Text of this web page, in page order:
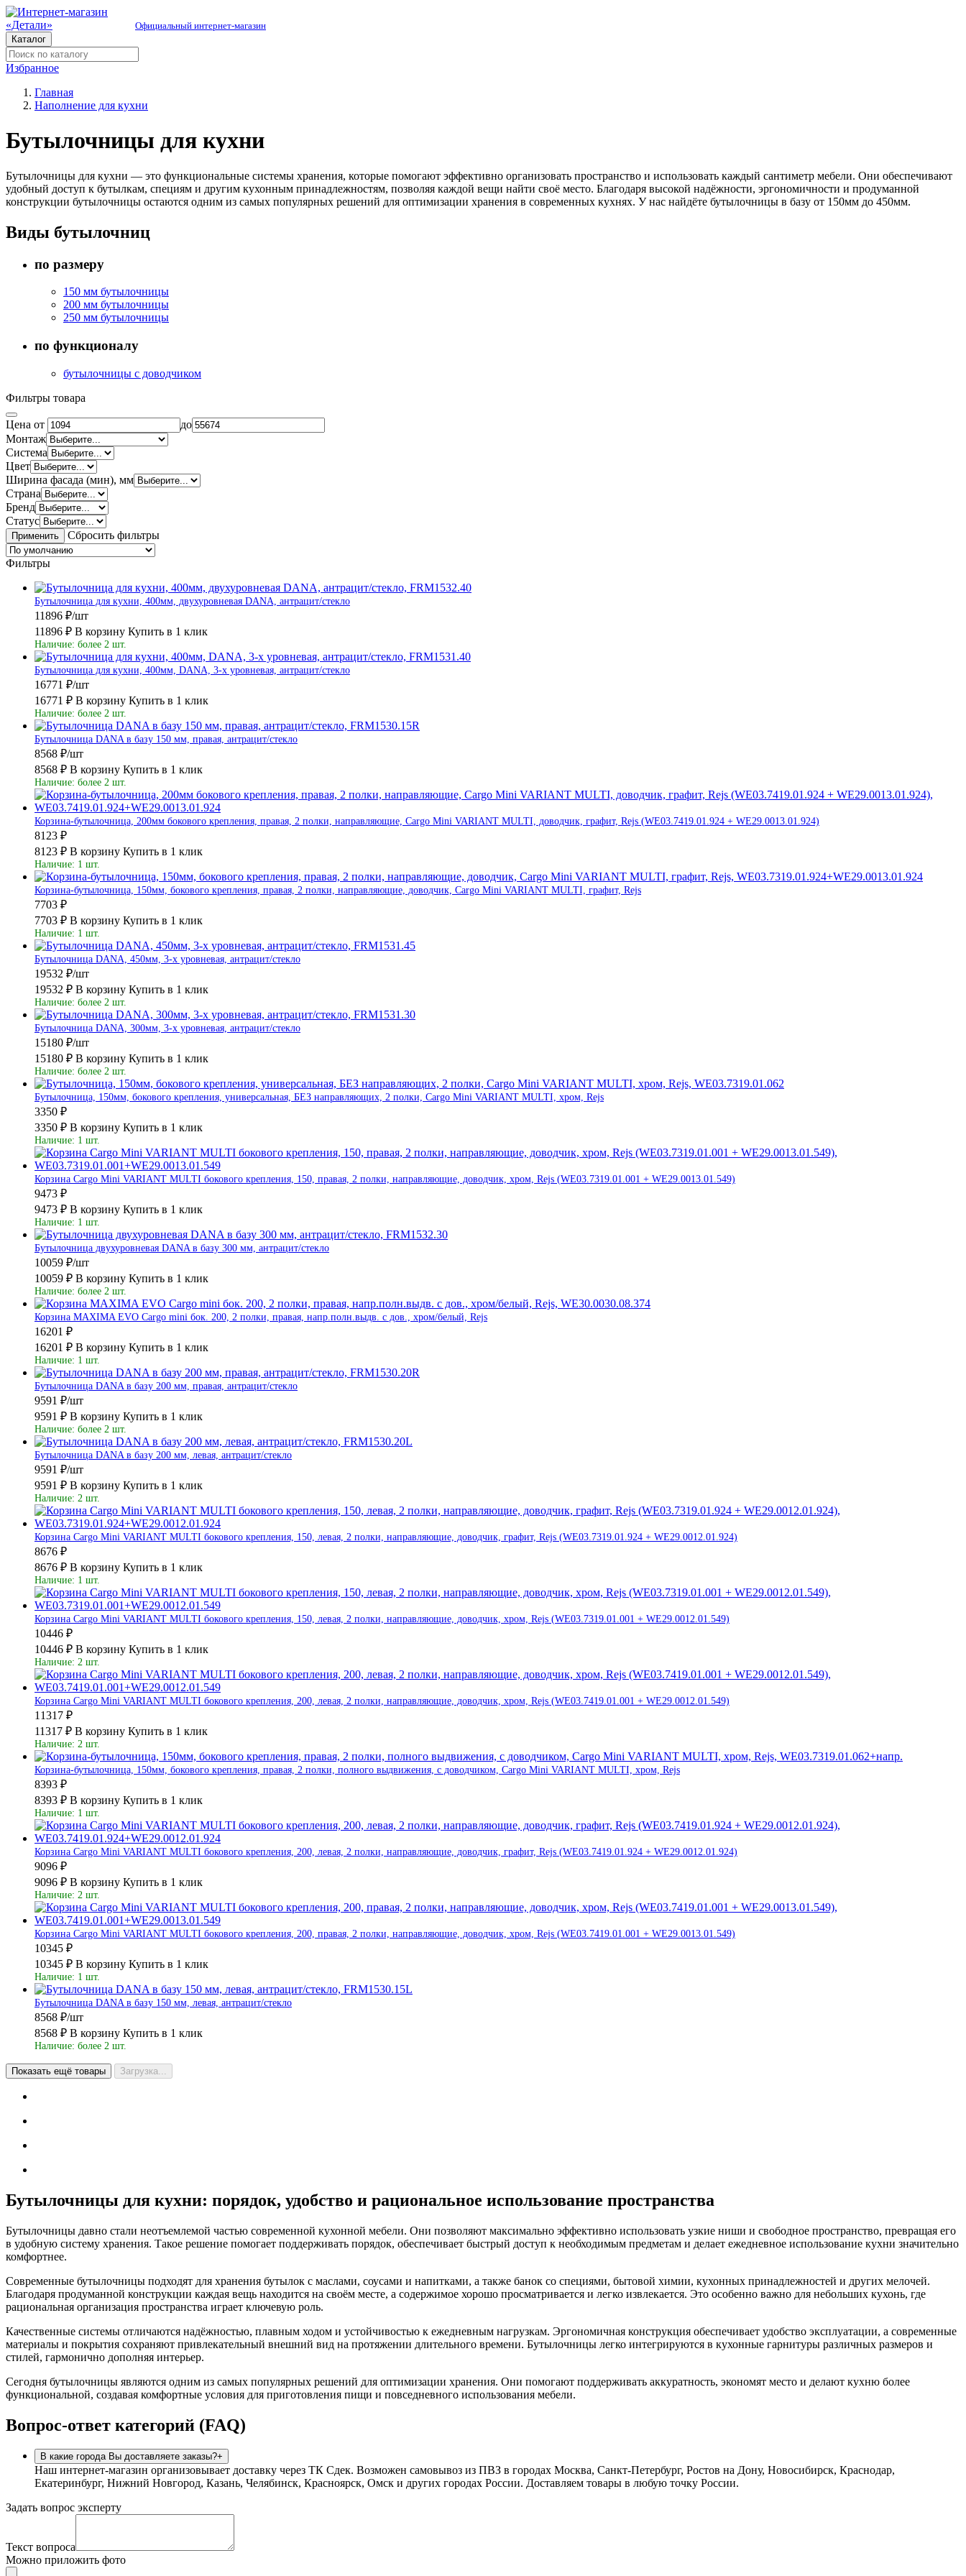
Официальный интернет-магазин
Каталог
Избранное
Главная
Наполнение для кухни
Бутылочницы для кухни
Бутылочницы для кухни — это функциональные системы хранения, которые помогают эффективно организовать пространство и использовать каждый сантиметр мебели. Они обеспечивают
удобный доступ к бутылкам, специям и другим кухонным принадлежностям, позволяя каждой вещи найти своё место. Благодаря высокой надёжности, эргономичности и продуманной
конструкции бутылочницы остаются одним из самых популярных решений для оптимизации хранения в современных кухнях. У нас найдёте бутылочницы в базу от 150мм до 450мм.
Виды бутылочниц
по размеру
150 мм бутылочницы
200 мм бутылочницы
250 мм бутылочницы
по функционалу
бутылочницы с доводчиком
Фильтры товара
Цена от
до
Монтаж
Система
Цвет
Ширина фасада (мин), мм
Страна
Бренд
Статус
Применить Сбросить фильтры
Фильтры
Бутылочница для кухни, 400мм, двухуровневая DANA, антрацит/стекло
11896 ₽/шт
11896 ₽ В корзину Купить в 1 клик
Наличие: более 2 шт.
Бутылочница для кухни, 400мм, DANA, 3-х уровневая, антрацит/стекло
16771 ₽/шт
16771 ₽ В корзину Купить в 1 клик
Наличие: более 2 шт.
Бутылочница DANA в базу 150 мм, правая, антрацит/стекло
8568 ₽/шт
8568 ₽ В корзину Купить в 1 клик
Наличие: более 2 шт.
Корзина-бутылочница, 200мм бокового крепления, правая, 2 полки, направляющие, Cargo Mini VARIANT MULTI, доводчик, графит, Rejs (WE03.7419.01.924 + WE29.0013.01.924)
8123 ₽
8123 ₽ В корзину Купить в 1 клик
Наличие: 1 шт.
Корзина-бутылочница, 150мм, бокового крепления, правая, 2 полки, направляющие, доводчик, Cargo Mini VARIANT MULTI, графит, Rejs
7703 ₽
7703 ₽ В корзину Купить в 1 клик
Наличие: 1 шт.
Бутылочница DANA, 450мм, 3-х уровневая, антрацит/стекло
19532 ₽/шт
19532 ₽ В корзину Купить в 1 клик
Наличие: более 2 шт.
Бутылочница DANA, 300мм, 3-х уровневая, антрацит/стекло
15180 ₽/шт
15180 ₽ В корзину Купить в 1 клик
Наличие: более 2 шт.
Бутылочница, 150мм, бокового крепления, универсальная, БЕЗ направляющих, 2 полки, Cargo Mini VARIANT MULTI, хром, Rejs
3350 ₽
3350 ₽ В корзину Купить в 1 клик
Наличие: 1 шт.
Корзина Cargo Mini VARIANT MULTI бокового крепления, 150, правая, 2 полки, направляющие, доводчик, хром, Rejs (WE03.7319.01.001 + WE29.0013.01.549)
9473 ₽
9473 ₽ В корзину Купить в 1 клик
Наличие: 1 шт.
Бутылочница двухуровневая DANA в базу 300 мм, антрацит/стекло
10059 ₽/шт
10059 ₽ В корзину Купить в 1 клик
Наличие: более 2 шт.
Корзина MAXIMA EVO Cargo mini бок. 200, 2 полки, правая, напр.полн.выдв. с дов., хром/белый, Rejs
16201 ₽
16201 ₽ В корзину Купить в 1 клик
Наличие: 1 шт.
Бутылочница DANA в базу 200 мм, правая, антрацит/стекло
9591 ₽/шт
9591 ₽ В корзину Купить в 1 клик
Наличие: более 2 шт.
Бутылочница DANA в базу 200 мм, левая, антрацит/стекло
9591 ₽/шт
9591 ₽ В корзину Купить в 1 клик
Наличие: 2 шт.
Корзина Cargo Mini VARIANT MULTI бокового крепления, 150, левая, 2 полки, направляющие, доводчик, графит, Rejs (WE03.7319.01.924 + WE29.0012.01.924)
8676 ₽
8676 ₽ В корзину Купить в 1 клик
Наличие: 1 шт.
Корзина Cargo Mini VARIANT MULTI бокового крепления, 150, левая, 2 полки, направляющие, доводчик, хром, Rejs (WE03.7319.01.001 + WE29.0012.01.549)
10446 ₽
10446 ₽ В корзину Купить в 1 клик
Наличие: 2 шт.
Корзина Cargo Mini VARIANT MULTI бокового крепления, 200, левая, 2 полки, направляющие, доводчик, хром, Rejs (WE03.7419.01.001 + WE29.0012.01.549)
11317 ₽
11317 ₽ В корзину Купить в 1 клик
Наличие: 2 шт.
Корзина-бутылочница, 150мм, бокового крепления, правая, 2 полки, полного выдвижения, с доводчиком, Cargo Mini VARIANT MULTI, хром, Rejs
8393 ₽
8393 ₽ В корзину Купить в 1 клик
Наличие: 1 шт.
Корзина Cargo Mini VARIANT MULTI бокового крепления, 200, левая, 2 полки, направляющие, доводчик, графит, Rejs (WE03.7419.01.924 + WE29.0012.01.924)
9096 ₽
9096 ₽ В корзину Купить в 1 клик
Наличие: 2 шт.
Корзина Cargo Mini VARIANT MULTI бокового крепления, 200, правая, 2 полки, направляющие, доводчик, хром, Rejs (WE03.7419.01.001 + WE29.0013.01.549)
10345 ₽
10345 ₽ В корзину Купить в 1 клик
Наличие: 1 шт.
Бутылочница DANA в базу 150 мм, левая, антрацит/стекло
8568 ₽/шт
8568 ₽ В корзину Купить в 1 клик
Наличие: более 2 шт.
Показать ещё товары Загрузка...
Бутылочницы для кухни: порядок, удобство и рациональное использование пространства
Бутылочницы давно стали неотъемлемой частью современной кухонной мебели. Они позволяют максимально эффективно использовать узкие ниши и свободное пространство, превращая его
в удобную систему хранения. Такое решение помогает поддерживать порядок, обеспечивает быстрый доступ к необходимым предметам и делает ежедневное использование кухни значительно
комфортнее.
Современные бутылочницы подходят для хранения бутылок с маслами, соусами и напитками, а также банок со специями, бытовой химии, кухонных принадлежностей и других мелочей.
Благодаря продуманной конструкции каждая вещь находится на своём месте, а содержимое хорошо просматривается и легко извлекается. Это особенно важно для небольших кухонь, где
рациональная организация пространства играет ключевую роль.
Качественные системы отличаются надёжностью, плавным ходом и устойчивостью к ежедневным нагрузкам. Эргономичная конструкция обеспечивает удобство эксплуатации, а современные
материалы и покрытия сохраняют привлекательный внешний вид на протяжении длительного времени. Бутылочницы легко интегрируются в кухонные гарнитуры различных размеров и
стилей, гармонично дополняя интерьер.
Сегодня бутылочницы являются одним из самых популярных решений для оптимизации хранения. Они помогают поддерживать аккуратность, экономят место и делают кухню более
функциональной, создавая комфортные условия для приготовления пищи и повседневного использования мебели.
Вопрос-ответ категорий (FAQ)
В какие города Вы доставляете заказы?+
Наш интернет-магазин организовывает доставку через ТК Сдек. Возможен самовывоз из ПВЗ в городах Москва, Санкт-Петербург, Ростов на Дону, Новосибирск, Краснодар,
Екатеринбург, Нижний Новгород, Казань, Челябинск, Красноярск, Омск и других городах России. Доставляем товары в любую точку России.
Задать вопрос эксперту
Текст вопроса
Можно приложить фото